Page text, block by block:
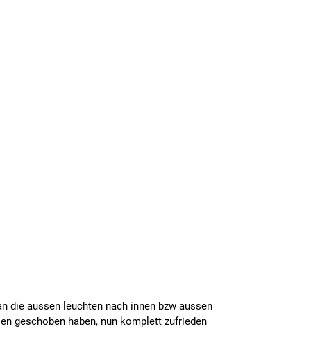
die aussen leuchten nach innen bzw aussen
geschoben haben, nun komplett zufrieden